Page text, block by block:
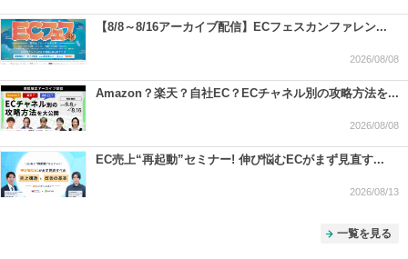
【8/8～8/16アーカイブ配信】ECフェスカンファレン...
2026/08/08
Amazon？楽天？自社EC？ECチャネル別の攻略方法を...
2026/08/08
EC売上“再起動”セミナー! 伸び悩むECがまず見直す...
2026/08/13
一覧を見る